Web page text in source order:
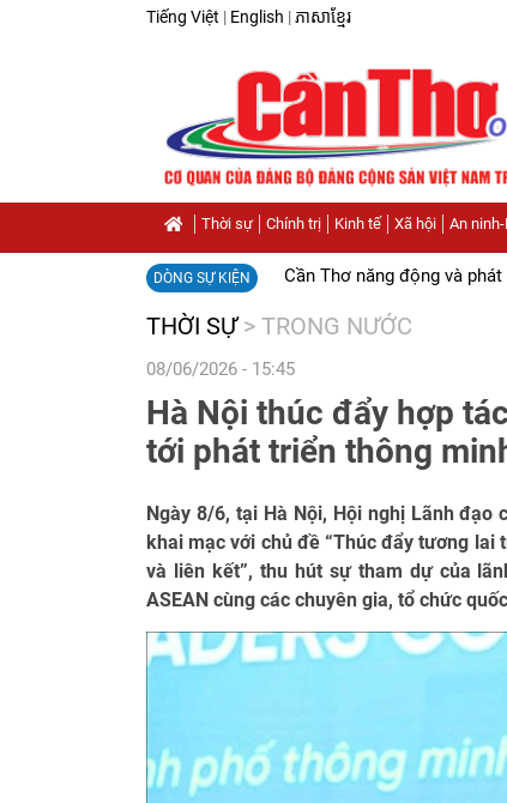
Tiếng Việt | English | ភាសាខ្មែរ
Thời sự Chính trị Kinh tế Xã hội An
DÒNG SỰ KIỆN Cần Thơ năng động và
THỜI SỰ > TRONG NƯỚC
08/06/2026 - 15:45
Hà Nội thúc đẩy hợp
tới phát triển thông
Ngày 8/6, tại Hà Nội, Hội nghị Lãnh đạo
khai mạc với chủ đề “Thúc đẩy tương lai
và liên kết”, thu hút sự tham dự của
ASEAN cùng các chuyên gia, tổ chức